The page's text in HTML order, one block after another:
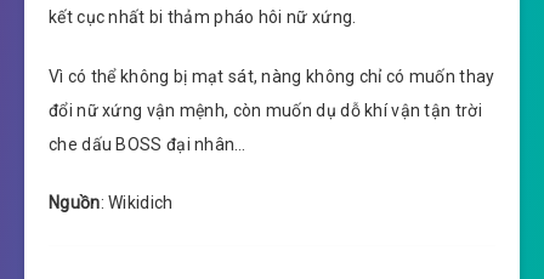
kết cục nhất bi thảm pháo hôi nữ xứng.
Vì có thể không bị mạt sát, nàng không chỉ có muốn thay
đổi nữ xứng vận mệnh, còn muốn dụ dỗ khí vận tận trời
che dấu BOSS đại nhân…
Nguồn: Wikidich